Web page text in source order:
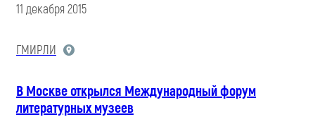
11 декабря 2015
ГМИРЛИ
В Москве открылся Международный форум
литературных музеев